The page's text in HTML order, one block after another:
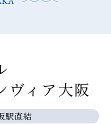
ヴィア大阪
駅直結